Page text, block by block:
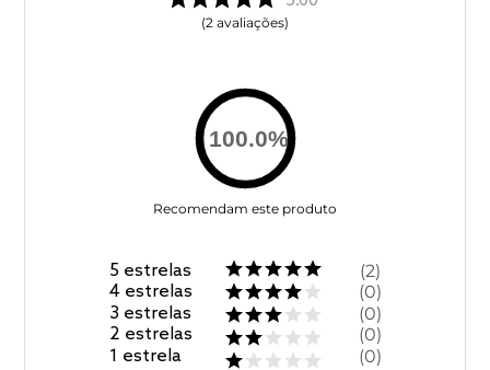
2 avaliações
100.0%
Recomendam este produto
5 estrelas
4 estrelas
3 estrelas
2 estrelas
1 estrela
2
0
0
0
0